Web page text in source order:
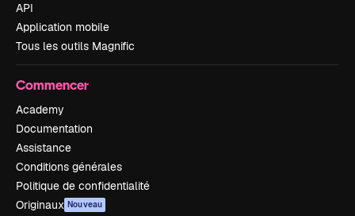
API
Application mobile
Tous les outils Magnific
Commencer
Academy
Documentation
Assistance
Conditions générales
Politique de confidentialité
Originaux Nouveau